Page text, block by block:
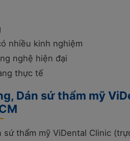
nhiều kinh nghiệm
nghệ hiện đại
thực tế
Dán sứ thẩm mỹ
sứ thẩm mỹ ViDental Clinic